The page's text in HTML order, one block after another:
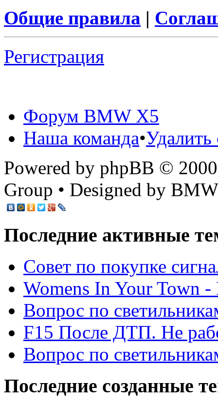
Общие правила |
Регистрация
Форум BMW X5
Наша команда•
Powered by phpBB ©
Group • Designed by
Последние активные
Cовет по покупке
Womens In Your Town
Вопрос по
F15 После ДТП. Не
Вопрос по
Последние созданные